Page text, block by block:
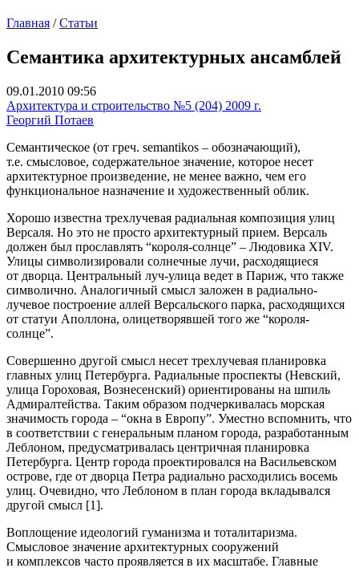
Главная / Статьи
Семантика архитектурных ансамблей
09.01.2010 09:56
Архитектура и строительство №5 (204) 2009 г.
Георгий Потаев
Семантическое (от греч. semantikos – обозначающий),
т.е. смысловое, содержательное значение, которое несет
архитектурное произведение, не менее важно, чем его
функциональное назначение и художественный облик.
Хорошо известна трехлучевая радиальная композиция улиц
Версаля. Но это не просто архитектурный прием. Версаль
должен был прославлять “короля-солнце” – Людовика XIV.
Улицы символизировали солнечные лучи, расходящиеся
от дворца. Центральный луч-улица ведет в Париж, что также
символично. Аналогичный смысл заложен в радиально-
лучевое построение аллей Версальского парка, расходящихся
от статуи Аполлона, олицетворявшей того же “короля-
солнце”.
Совершенно другой смысл несет трехлучевая планировка
главных улиц Петербурга. Радиальные проспекты (Невский,
улица Гороховая, Вознесенский) ориентированы на шпиль
Адмиралтейства. Таким образом подчеркивалась морская
значимость города – “окна в Европу”. Уместно вспомнить, что
в соответствии с генеральным планом города, разработанным
Леблоном, предусматривалась центричная планировка
Петербурга. Центр города проектировался на Васильевском
острове, где от дворца Петра радиально расходились восемь
улиц. Очевидно, что Леблоном в план города вкладывался
другой смысл [1].
Воплощение идеологий гуманизма и тоталитаризма.
Смысловое значение архитектурных сооружений
и комплексов часто проявляется в их масштабе. Главные